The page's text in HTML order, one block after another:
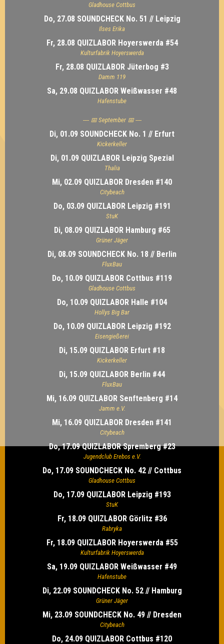
Gladhouse Cottbus
Do, 27.08 SOUNDCHECK No. 51 // Leipzig
Ilses Erika
Fr, 28.08 QUIZLABOR Hoyerswerda #54
Kulturfabrik Hoyerswerda
Fr, 28.08 QUIZLABOR Jüterbog #3
Damm 119
Sa, 29.08 QUIZLABOR Weißwasser #48
Hafenstube
---- 📅 September 📅 ----
Di, 01.09 SOUNDCHECK No. 1 // Erfurt
Kickerkeller
Di, 01.09 QUIZLABOR Leipzig Spezial
Thalia
Mi, 02.09 QUIZLABOR Dresden #140
Citybeach
Do, 03.09 QUIZLABOR Leipzig #191
StuK
Di, 08.09 QUIZLABOR Hamburg #65
Grüner Jäger
Di, 08.09 SOUNDCHECK No. 18 // Berlin
FluxBau
Do, 10.09 QUIZLABOR Cottbus #119
Gladhouse Cottbus
Do, 10.09 QUIZLABOR Halle #104
Hollys Big Bar
Do, 10.09 QUIZLABOR Leipzig #192
Eisengießerei
Di, 15.09 QUIZLABOR Erfurt #18
Kickerkeller
Di, 15.09 QUIZLABOR Berlin #44
FluxBau
Mi, 16.09 QUIZLABOR Senftenberg #14
Jamm e.V.
Mi, 16.09 QUIZLABOR Dresden #141
Citybeach
Do, 17.09 QUIZLABOR Spremberg #23
Jugendclub Erebos e.V.
Do, 17.09 SOUNDCHECK No. 42 // Cottbus
Gladhouse Cottbus
Do, 17.09 QUIZLABOR Leipzig #193
StuK
Fr, 18.09 QUIZLABOR Görlitz #36
Rabryka
Fr, 18.09 QUIZLABOR Hoyerswerda #55
Kulturfabrik Hoyerswerda
Sa, 19.09 QUIZLABOR Weißwasser #49
Hafenstube
Di, 22.09 SOUNDCHECK No. 52 // Hamburg
Grüner Jäger
Mi, 23.09 SOUNDCHECK No. 49 // Dresden
Citybeach
Do, 24.09 QUIZLABOR Cottbus #120